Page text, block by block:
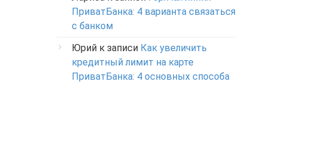
ПриватБанка: 4 варианта связаться
с банком
Юрий к записи Как увеличить
кредитный лимит на карте
ПриватБанка: 4 основных способа